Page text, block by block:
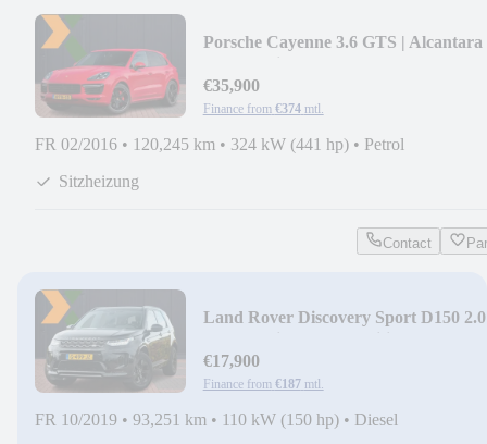
Porsche Cayenne 3.6 GTS | Alcantara
€35,900
Finance from €374 mtl.
FR 02/2016 • 120,245 km • 324 kW (441 hp) • Petrol
Sitzheizung
Contact
Land Rover Discovery Sport D150 2.0
€17,900
Finance from €187 mtl.
FR 10/2019 • 93,251 km • 110 kW (150 hp) • Diesel